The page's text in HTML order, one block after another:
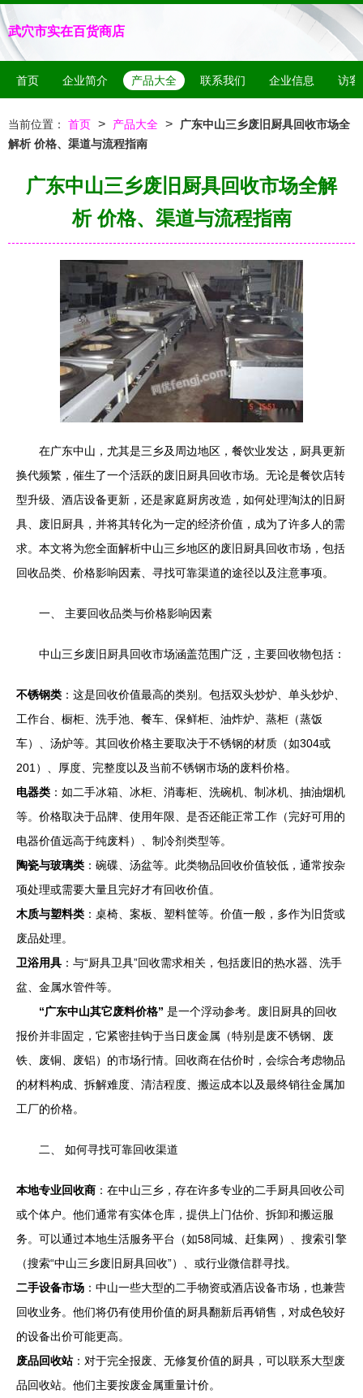
武穴市实在百货商店
首页 企业简介 产品大全 联系我们 企业信息 访客
当前位置： 首页 > 产品大全 >
广东中山三乡废旧厨具回收市场全
解析 价格、渠道与流程指南
广东中山三乡废旧厨具回收市场全解
析 价格、渠道与流程指南
在广东中山，尤其是三乡及周边地区，餐饮业发达，厨具更新
换代频繁，催生了一个活跃的废旧厨具回收市场。无论是餐饮店转
型升级、酒店设备更新，还是家庭厨房改造，如何处理淘汰的旧厨
具、废旧厨具，并将其转化为一定的经济价值，成为了许多人的需
求。本文将为您全面解析中山三乡地区的废旧厨具回收市场，包括
回收品类、价格影响因素、寻找可靠渠道的途径以及注意事项。
一、 主要回收品类与价格影响因素
中山三乡废旧厨具回收市场涵盖范围广泛，主要回收物包括：
不锈钢类 ：这是回收价值最高的类别。包括双头炒炉、单头炒炉、
工作台、橱柜、洗手池、餐车、保鲜柜、油炸炉、蒸柜（蒸饭
车）、汤炉等。其回收价格主要取决于不锈钢的材质（如304或
201）、厚度、完整度以及当前不锈钢市场的废料价格。
电器类 ：如二手冰箱、冰柜、消毒柜、洗碗机、制冰机、抽油烟机
等。价格取决于品牌、使用年限、是否还能正常工作（完好可用的
电器价值远高于纯废料）、制冷剂类型等。
陶瓷与玻璃类 ：碗碟、汤盆等。此类物品回收价值较低，通常按杂
项处理或需要大量且完好才有回收价值。
木质与塑料类 ：桌椅、案板、塑料筐等。价值一般，多作为旧货或
废品处理。
卫浴用具 ：与“厨具卫具”回收需求相关，包括废旧的热水器、洗手
盆、金属水管件等。
“广东中山其它废料价格” 是一个浮动参考。废旧厨具的回收
报价并非固定，它紧密挂钩于当日废金属（特别是废不锈钢、废
铁、废铜、废铝）的市场行情。回收商在估价时，会综合考虑物品
的材料构成、拆解难度、清洁程度、搬运成本以及最终销往金属加
工厂的价格。
二、 如何寻找可靠回收渠道
本地专业回收商 ：在中山三乡，存在许多专业的二手厨具回收公司
或个体户。他们通常有实体仓库，提供上门估价、拆卸和搬运服
务。可以通过本地生活服务平台（如58同城、赶集网）、搜索引擎
（搜索“中山三乡废旧厨具回收”）、或行业微信群寻找。
二手设备市场 ：中山一些大型的二手物资或酒店设备市场，也兼营
回收业务。他们将仍有使用价值的厨具翻新后再销售，对成色较好
的设备出价可能更高。
废品回收站：对于完全报废、无修复价值的厨具，可以联系大型废
品回收站。他们主要按废金属重量计价。